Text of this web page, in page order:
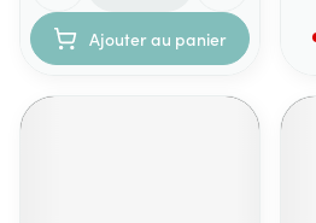
Ajouter au panier